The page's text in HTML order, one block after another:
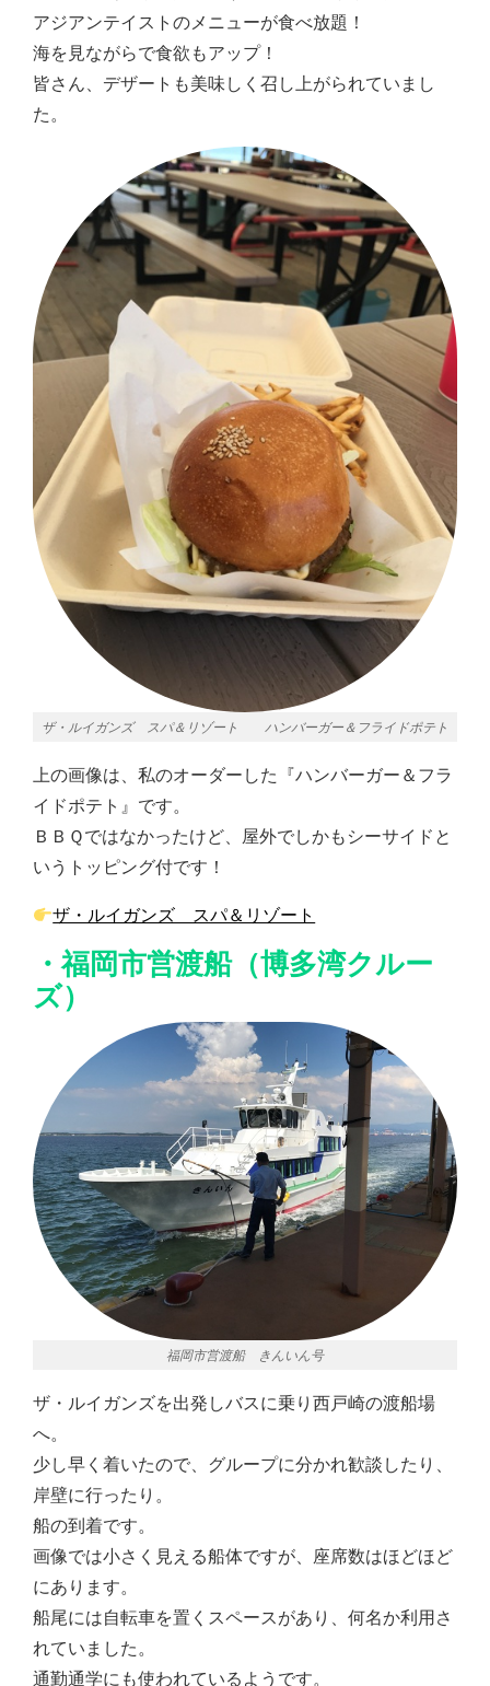
アジアンテイストのメニューが食べ放題！
海を見ながらで食欲もアップ！
皆さん、デザートも美味しく召し上がられていまし
た。
ザ・ルイガンズ スパ＆リゾート ハンバーガー＆フライドポテト
上の画像は、私のオーダーした『ハンバーガー＆フラ
イドポテト』です。
ＢＢＱではなかったけど、屋外でしかもシーサイドと
いうトッピング付です！
ザ・ルイガンズ スパ＆リゾート
・福岡市営渡船（博多湾クルー
ズ）
福岡市営渡船 きんいん号
ザ・ルイガンズを出発しバスに乗り西戸崎の渡船場
へ。
少し早く着いたので、グループに分かれ歓談したり、
岸壁に行ったり。
船の到着です。
画像では小さく見える船体ですが、座席数はほどほど
にあります。
船尾には自転車を置くスペースがあり、何名か利用さ
れていました。
通勤通学にも使われているようです。